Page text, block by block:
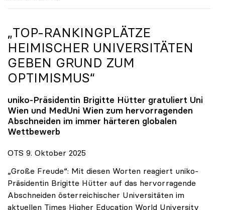
„TOP-RANKINGPLÄTZE
HEIMISCHER UNIVERSITÄTEN
GEBEN GRUND ZUM
OPTIMISMUS“
uniko-Präsidentin Brigitte Hütter gratuliert Uni
Wien und MedUni Wien zum hervorragenden
Abschneiden im immer härteren globalen
Wettbewerb
OTS 9. Oktober 2025
„Große Freude“: Mit diesen Worten reagiert uniko-
Präsidentin Brigitte Hütter auf das hervorragende
Abschneiden österreichischer Universitäten im
aktuellen Times Higher Education World University